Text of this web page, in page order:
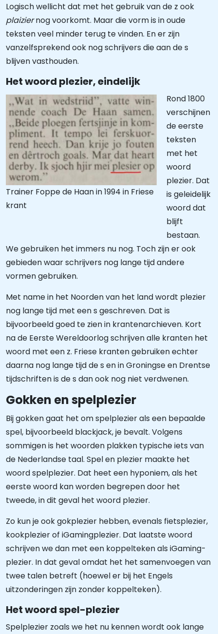
Logisch wellicht dat met het gebruik van de z ook
plaiziernog voorkomt. Maar die vorm is in oude
teksten veel minder terug te vinden. En er zijn
vanzelfsprekend ook nog schrijvers die aan de s
blijven vasthouden.
Het woord plezier, eindelijk
Trainer Foppe de Haan in 1994 in Friese
krant
Rond 1800
verschijnen
de eerste
teksten
met het
woord
plezier. Dat
is geleidelijk
woord dat
blijft
bestaan.
We gebruiken het immers nu nog. Toch zijn er ook
gebieden waar schrijvers nog lange tijd andere
vormen gebruiken.
Met name in het Noorden van het land wordt plezier
nog lange tijd met een s geschreven. Dat is
bijvoorbeeld goed te zien in krantenarchieven. Kort
na de Eerste Wereldoorlog schrijven alle kranten het
woord met een z. Friese kranten gebruiken echter
daarna nog lange tijd de s en in Groningse en Drentse
tijdschriften is de s dan ook nog niet verdwenen.
Gokken en spelplezier
Bij gokken gaat het om spelplezier als een bepaalde
spel, bijvoorbeeld blackjack, je bevalt. Volgens
sommigen is het woorden plakken typische iets van
de Nederlandse taal. Spel en plezier maakte het
woord spelplezier. Dat heet een hyponiem, als het
eerste woord kan worden begrepen door het
tweede, in dit geval het woord plezier.
Zo kun je ook gokplezier hebben, evenals fietsplezier,
kookplezier of iGamingplezier. Dat laatste woord
schrijven we dan met een koppelteken als iGaming-
plezier. In dat geval omdat het het samenvoegen van
twee talen betreft (hoewel er bij het Engels
uitzonderingen zijn zonder koppelteken).
Het woord spel-plezier
Spelplezier zoals we het nu kennen wordt ook lange